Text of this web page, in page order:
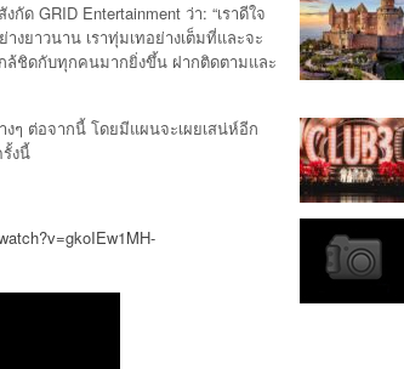
GRID Entertainment ว่า: “เราดีใจ
งยาวนาน เราทุ่มเทอย่างเต็มที่และจะ
ล้ชิดกับทุกคนมากยิ่งขึ้น ฝากติดตามและ
ๆ ต่อจากนี้ โดยมีแผนจะเผยเสน่ห์อีก
งนี้